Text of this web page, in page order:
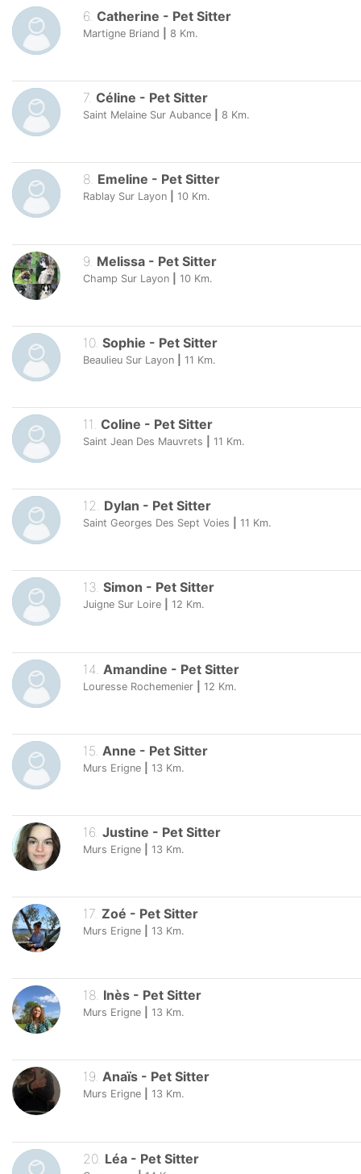
6. Catherine - Pet Sitter
Martigne Briand 8 Km.
7. Céline - Pet Sitter
Saint Melaine Sur Aubance 8 Km.
8. Emeline - Pet Sitter
Rablay Sur Layon 10 Km.
9 Melissa - Pet Sitter
Champ Sur Layon 10 Km.
10. Sophie - Pet Sitter
Beaulieu Sur Layon 11 Km.
11 Coline - Pet Sitter
Saint Jean Des Mauvrets 11 Km.
12. Dylan - Pet Sitter
Saint Georges Des Sept Voies 11 Km.
13. Simon - Pet Sitter
Juigne Sur Loire 12 Km.
14 Amandine - Pet Sitter
Louresse Rochemenier 12 Km.
15 Anne - Pet Sitter
Murs Erigne 13 Km.
16 Justine - Pet Sitter
Murs Erigne 13 Km.
17. Zoé - Pet Sitter
Murs Erigne 13 Km.
18. Inès - Pet Sitter
Murs Erigne 13 Km.
19. Anaïs - Pet Sitter
Murs Erigne 13 Km.
20. Léa - Pet Sitter